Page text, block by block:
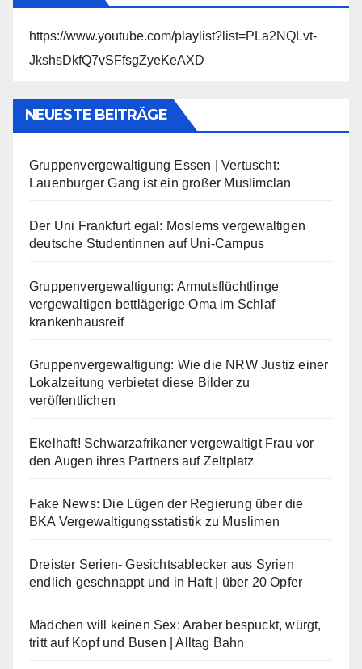
https://www.youtube.com/playlist?list=PLa2NQLvt-
JkshsDkfQ7vSFfsgZyeKeAXD
NEUESTE BEITRÄGE
Gruppenvergewaltigung Essen | Vertuscht:
Lauenburger Gang ist ein großer Muslimclan
Der Uni Frankfurt egal: Moslems vergewaltigen
deutsche Studentinnen auf Uni-Campus
Gruppenvergewaltigung: Armutsflüchtlinge
vergewaltigen bettlägerige Oma im Schlaf
krankenhausreif
Gruppenvergewaltigung: Wie die NRW Justiz einer
Lokalzeitung verbietet diese Bilder zu
veröffentlichen
Ekelhaft! Schwarzafrikaner vergewaltigt Frau vor
den Augen ihres Partners auf Zeltplatz
Fake News: Die Lügen der Regierung über die
BKA Vergewaltigungsstatistik zu Muslimen
Dreister Serien- Gesichtsablecker aus Syrien
endlich geschnappt und in Haft | über 20 Opfer
Mädchen will keinen Sex: Araber bespuckt, würgt,
tritt auf Kopf und Busen | Alltag Bahn